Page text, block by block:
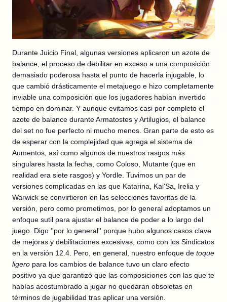
Durante Juicio Final, algunas versiones aplicaron un azote de
balance, el proceso de debilitar en exceso a una composición
demasiado poderosa hasta el punto de hacerla injugable, lo
que cambió drásticamente el metajuego e hizo completamente
inviable una composición que los jugadores habían invertido
tiempo en dominar. Y aunque evitamos casi por completo el
azote de balance durante Armatostes y Artilugios, el balance
del set no fue perfecto ni mucho menos. Gran parte de esto es
de esperar con la complejidad que agrega el sistema de
Aumentos, así como algunos de nuestros rasgos más
singulares hasta la fecha, como Coloso, Mutante (que en
realidad era siete rasgos) y Yordle. Tuvimos un par de
versiones complicadas en las que Katarina, Kai'Sa, Irelia y
Warwick se convirtieron en las selecciones favoritas de la
versión, pero como prometimos, por lo general adoptamos un
enfoque sutil para ajustar el balance de poder a lo largo del
juego. Digo ''por lo general'' porque hubo algunos casos clave
de mejoras y debilitaciones excesivas, como con los Sindicatos
en la versión 12.4. Pero, en general, nuestro enfoque de toque
ligero para los cambios de balance tuvo un claro efecto
positivo ya que garantizó que las composiciones con las que te
habías acostumbrado a jugar no quedaran obsoletas en
términos de jugabilidad tras aplicar una versión.